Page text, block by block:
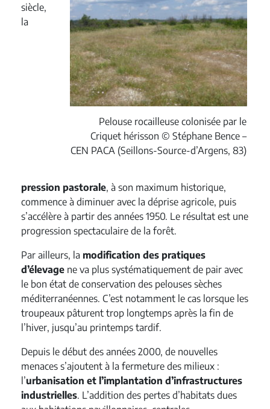
Pelouse rocailleuse colonisée par le
Criquet hérisson © Stéphane Bence –
CEN PACA (Seillons-Source-d’Argens, 83)
siècle,
la
pression pastorale, à son maximum historique,
commence à diminuer avec la déprise agricole, puis
s’accélère à partir des années 1950. Le résultat est une
progression spectaculaire de la forêt.
Par ailleurs, la modification des pratiques
d’élevage ne va plus systématiquement de pair avec
le bon état de conservation des pelouses sèches
méditerranéennes. C’est notamment le cas lorsque les
troupeaux pâturent trop longtemps après la fin de
l’hiver, jusqu’au printemps tardif.
Depuis le début des années 2000, de nouvelles
menaces s’ajoutent à la fermeture des milieux :
l’urbanisation et l’implantation d’infrastructures
industrielles. L’addition des pertes d’habitats dues